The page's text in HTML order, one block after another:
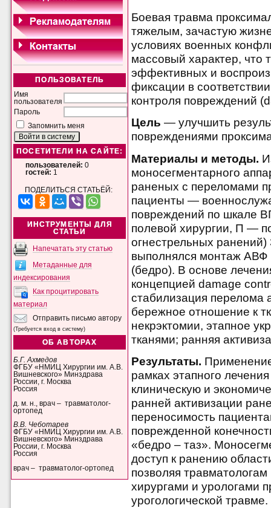
ПОЛЬЗОВАТЕЛЬ
Имя
пользователя
Пароль
Запомнить меня
ПОСЕТИТЕЛИ НА САЙТЕ:
пользователей: 0
гостей: 1
ПОДЕЛИТЬСЯ СТАТЬЁЙ:
ИНСТРУМЕНТЫ ДЛЯ
СТАТЬИ
Напечатать эту статью
Метаданные для
индексирования
Как процитировать
материал
Отправить письмо автору
(Требуется вход в систему)
ОБ АВТОРАХ
Б.Г. Ахмедов
ФГБУ «НМИЦ Хирургии им. А.В.
Вишневского» Минздрава
России, г. Москва
Россия
д. м. н., врач – травматолог-
ортопед
В.В. Чеботарев
ФГБУ «НМИЦ Хирургии им. А.В.
Вишневского» Минздрава
России, г. Москва
Россия
врач – травматолог-ортопед
Боевая травма
тяжелым, зачастую
условиях военных
массовый характер, что
эффективных и
фиксации в
контроля повреждений
Цель — улучшить
повреждениями
Материалы и методы.
моносегментарного
раненых с переломами
пациенты —
повреждений по шкале
полевой хирургии, П —
огнестрельных
выполнялся монтаж АВФ
(бедро). В основе
концепцией damage
стабилизация
бережное отношение к
некрэктомии, этапное
тканями; ранняя
Результаты.
рамках этапного
клиническую и
ранней активизации
переносимость
поврежденной
«бедро – таз».
доступ к ранению
позволяя
хирургами и урологами
урогологической травме.